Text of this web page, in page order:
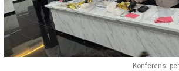
Konferensi